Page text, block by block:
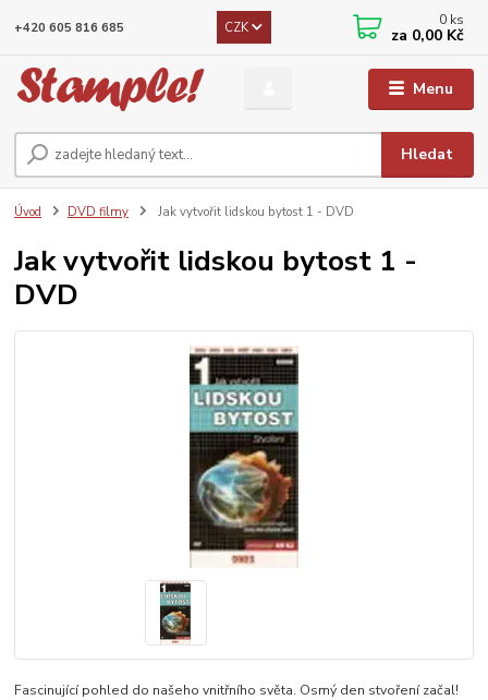
Menu
CZK
Hledat
+420 605 816 685 0 ks
za 0,00 Kč
Úvod DVD filmy Jak vytvořit lidskou bytost 1 - DVD
Jak vytvořit lidskou bytost 1 -
DVD
Fascinující pohled do našeho vnitřního světa. Osmý den stvoření začal!